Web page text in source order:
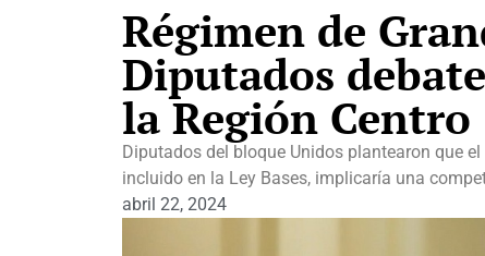
Régimen de
Diputados
la Región Centro
Diputados del bloque Unidos plantearon que
incluido en la Ley Bases, implicaría una
abril 22, 2024